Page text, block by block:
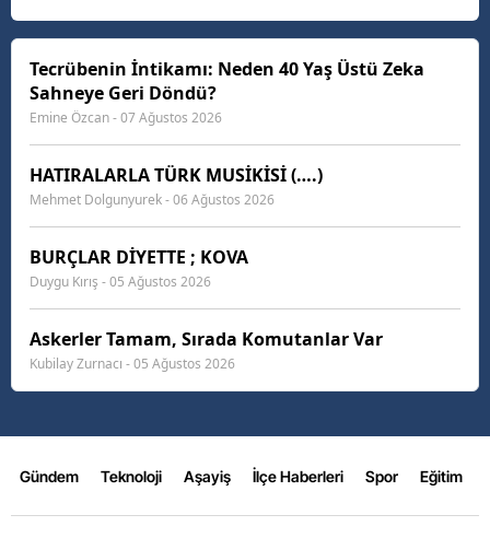
human happiness. The languages only differ in th...
Tecrübenin İntikamı: Neden 40 Yaş Üstü Zeka
Sahneye Geri Döndü?
Emine Özcan - 07 Ağustos 2026
HATIRALARLA TÜRK MUSİKİSİ (….)
Mehmet Dolgunyurek - 06 Ağustos 2026
BURÇLAR DİYETTE ; KOVA
Duygu Kırış - 05 Ağustos 2026
Askerler Tamam, Sırada Komutanlar Var
Kubilay Zurnacı - 05 Ağustos 2026
Gündem Teknoloji Aşayiş İlçe Haberleri Spor Eğitim